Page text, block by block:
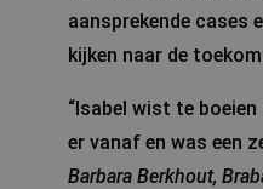
aansprekende cases
kijken naar de
“Isabel wist te
er vanaf en was een
Barbara Berkhout,